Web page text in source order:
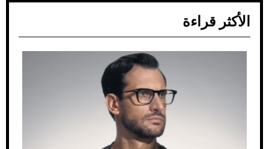
الأكثر قراءة